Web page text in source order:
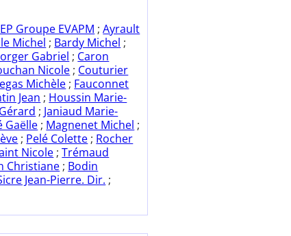
Groupe EVAPM ;Ayrault
Michel ; Bardy Michel ;
Gabriel ; Caron
Nicole ; Couturier
Michèle ; Fauconnet
Jean ; Houssin Marie-
; Janiaud Marie-
Gaëlle ; Magnenet Michel ;
; Pelé Colette ; Rocher
Nicole ;Trémaud
Christiane ; Bodin
Jean-Pierre. Dir. ;